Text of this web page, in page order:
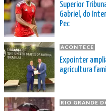
Superior
Gabriel, do
Pec
ACONTECE
Expointer
agricultura
RIO GRANDE